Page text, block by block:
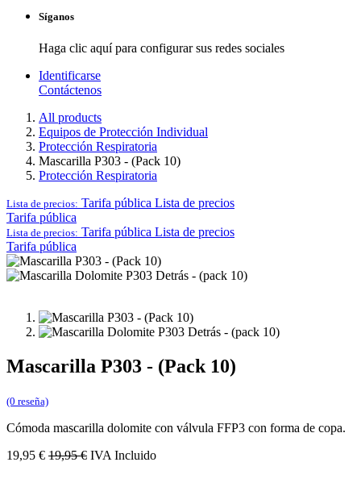
Síganos
Haga clic aquí para configurar sus redes sociales
Identificarse
Contáctenos
All products
Equipos de Protección Individual
Protección Respiratoria
Mascarilla P303 - (Pack 10)
Protección Respiratoria
Lista de precios: Tarifa pública Lista de precios
Tarifa pública
Lista de precios: Tarifa pública Lista de precios
Tarifa pública
Mascarilla P303 - (Pack 10)
(0 reseña)
Cómoda mascarilla dolomite con válvula FFP3 con forma de copa.
19,95 € 19,95€ IVA Incluido